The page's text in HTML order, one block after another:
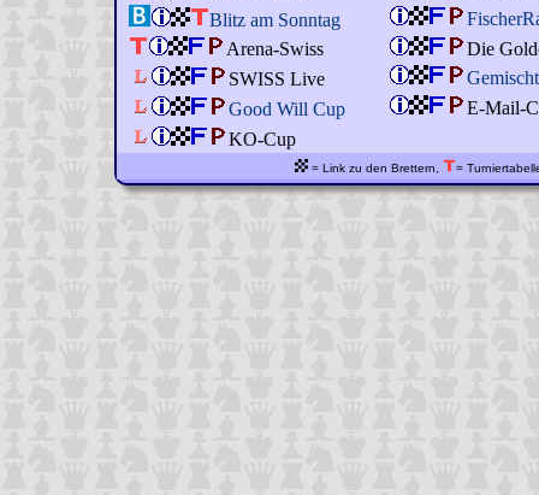
Blitz am Sonntag
Arena-Swiss
Die
SWISS Live
Good Will Cup
E-Mail-
KO-Cup
= Link zu den Brettern, =